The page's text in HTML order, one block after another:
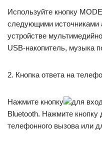
Используйте кнопку
следующими источниками
устройстве
USB-накопитель, музыка
2. Кнопка ответа на
Нажмите кнопку
для
Bluetooth. Нажмите кнопку
телефонного вызова или